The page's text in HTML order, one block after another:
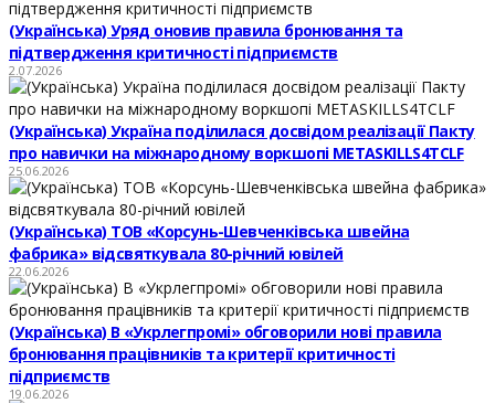
(Українська) Уряд оновив правила бронювання та
підтвердження критичності підприємств
2.07.2026
(Українська) Україна поділилася досвідом реалізації Пакту
про навички на міжнародному воркшопі METASKILLS4TCLF
25.06.2026
(Українська) ТОВ «Корсунь-Шевченківська швейна
фабрика» відсвяткувала 80-річний ювілей
22.06.2026
(Українська) В «Укрлегпромі» обговорили нові правила
бронювання працівників та критерії критичності
підприємств
19.06.2026